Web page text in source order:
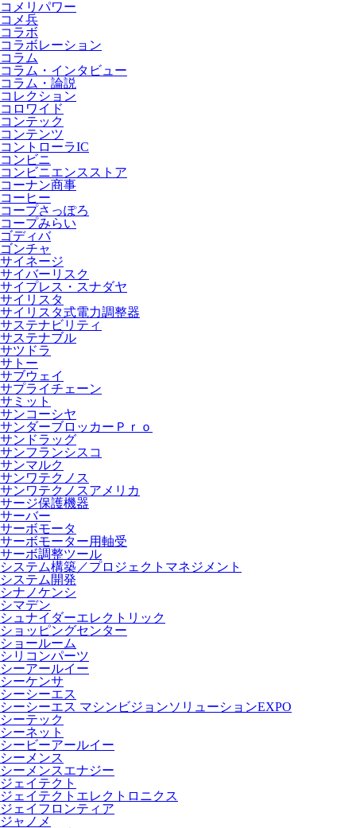
コメリパワー
コメ兵
コラボ
コラボレーション
コラム
コラム・インタビュー
コラム・論説
コレクション
コロワイド
コンテック
コンテンツ
コントローラIC
コンビニ
コンビニエンスストア
コーナン商事
コーヒー
コープさっぽろ
コープみらい
ゴディバ
ゴンチャ
サイネージ
サイバーリスク
サイプレス・スナダヤ
サイリスタ
サイリスタ式電力調整器
サステナビリティ
サステナブル
サツドラ
サトー
サブウェイ
サプライチェーン
サミット
サンコーシヤ
サンダーブロッカーＰｒｏ
サンドラッグ
サンフランシスコ
サンマルク
サンワテクノス
サンワテクノスアメリカ
サージ保護機器
サーバー
サーボモータ
サーボモーター用軸受
サーボ調整ツール
システム構築／プロジェクトマネジメント
システム開発
シナノケンシ
シマデン
シュナイダーエレクトリック
ショッピングセンター
ショールーム
シリコンパーツ
シーアールイー
シーケンサ
シーシーエス
シーシーエス マシンビジョンソリューションEXPO
シーテック
シーネット
シービーアールイー
シーメンス
シーメンスエナジー
ジェイテクト
ジェイテクトエレクトロニクス
ジェイフロンティア
ジャノメ